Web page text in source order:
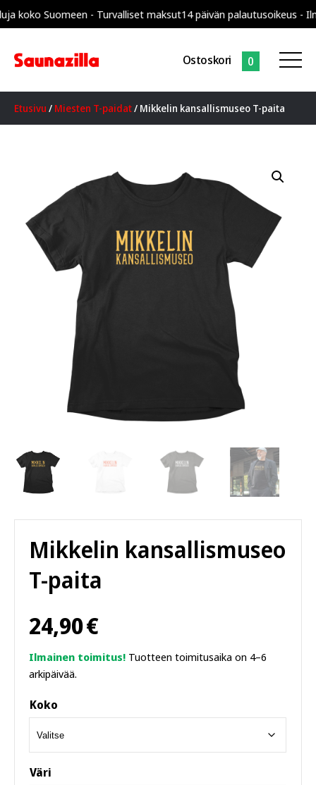
Suomeen - Turvalliset maksut14 päivän palautusoikeus - Ilman
Ostoskori 0
Etusivu / Miesten T-paidat/ Mikkelin kansallismuseo T-paita
Mikkelin kansallismuseo
T-paita
24,90€
Ilmainen toimitus! Tuotteen toimitusaika on 4–6
arkipäivää.
Koko
Väri